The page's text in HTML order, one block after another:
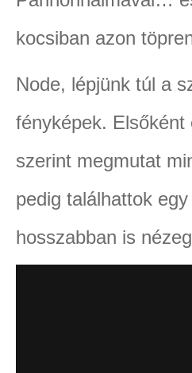
kocsiban azon
Node, lépjünk túl a
fényképek.
szerint megmutat
pedig találhattok
hosszabban is